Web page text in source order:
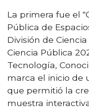
La primera fue el
Pública de
División de
Ciencia Pública
Tecnología,
marca el inicio de
que permitió la
muestra